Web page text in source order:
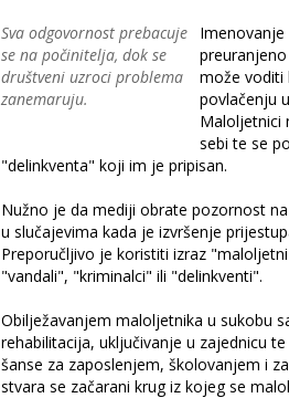
Sva odgovornost prebacuje
se na počinitelja, dok se
društveni uzroci problema
zanemaruju.
može voditi
povlačenju
Maloljetnici
sebi te se
"delinkventa" koji im je pripisan.
Nužno je da mediji obrate pozornost
u slučajevima kada je izvršenje
Preporučljivo je koristiti izraz
"vandali", "kriminalci" ili "delinkventi".
Obilježavanjem maloljetnika u sukobu
rehabilitacija, uključivanje u zajednicu
šanse za zaposlenjem, školovanjem i
stvara se začarani krug iz kojeg se